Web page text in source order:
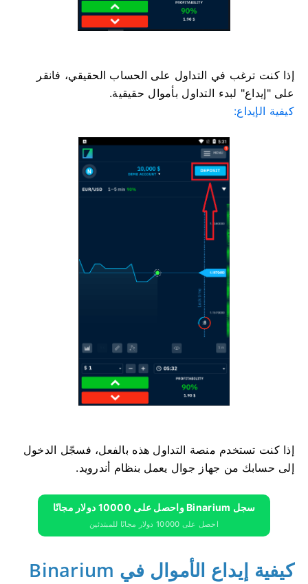
إذا كنت ترغب في التداول على الحساب الحقيقي، فانقر
على "إيداع" لبدء التداول بأموال حقيقية.
كيفية الإيداع:
إذا كنت تستخدم منصة التداول هذه بالفعل، فسجّل الدخول
إلى حسابك من جهاز جوال يعمل بنظام أندرويد.
سجل Binarium واحصل على 10000 دولار مجانًا
احصل على 10000 دولار مجانًا للمبتدئين
كيفية إيداع الأموال في Binarium